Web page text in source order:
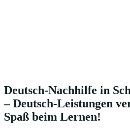
Deutsch-Nachhilfe in
– Deutsch-Leistungen
Spaß beim Lernen!